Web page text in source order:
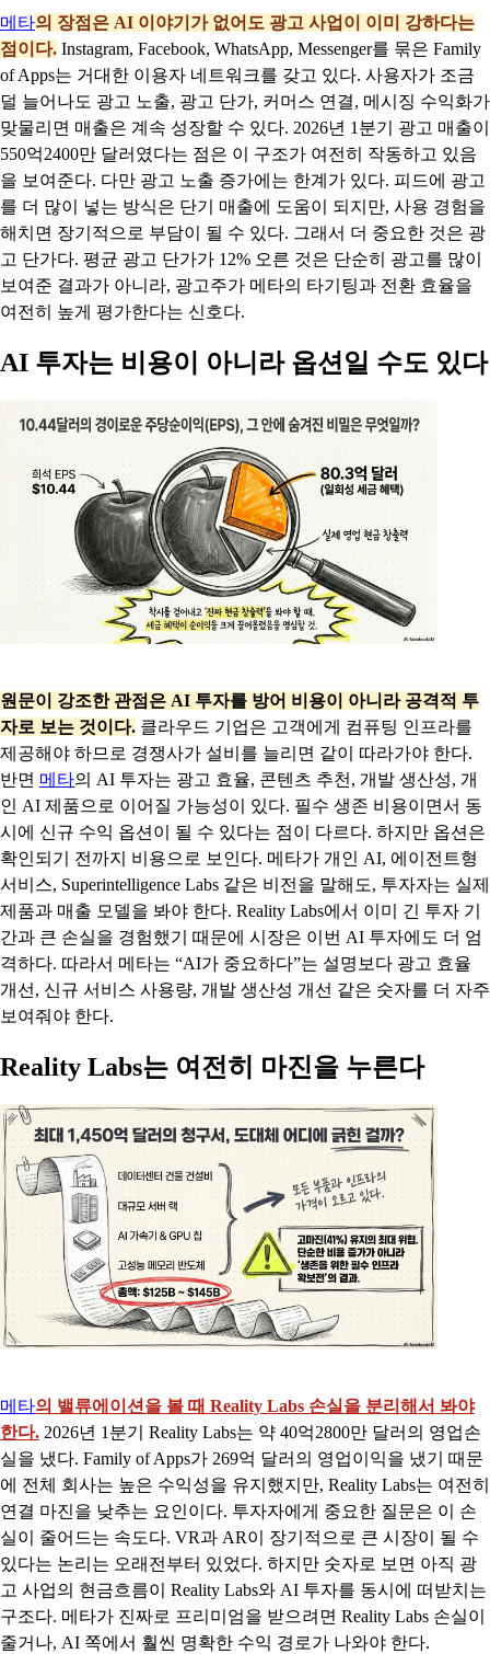
메타의 장점은 AI 이야기가 없어도 광고 사업이 이미 강하다는
점이다. Instagram, Facebook, WhatsApp, Messenger를 묶은 Family
of Apps는 거대한 이용자 네트워크를 갖고 있다. 사용자가 조금
덜 늘어나도 광고 노출, 광고 단가, 커머스 연결, 메시징 수익화가
맞물리면 매출은 계속 성장할 수 있다. 2026년 1분기 광고 매출이
550억2400만 달러였다는 점은 이 구조가 여전히 작동하고 있음
을 보여준다. 다만 광고 노출 증가에는 한계가 있다. 피드에 광고
를 더 많이 넣는 방식은 단기 매출에 도움이 되지만, 사용 경험을
해치면 장기적으로 부담이 될 수 있다. 그래서 더 중요한 것은 광
고 단가다. 평균 광고 단가가 12% 오른 것은 단순히 광고를 많이
보여준 결과가 아니라, 광고주가 메타의 타기팅과 전환 효율을
여전히 높게 평가한다는 신호다.
AI 투자는 비용이 아니라 옵션일 수도 있다
원문이 강조한 관점은 AI 투자를 방어 비용이 아니라 공격적 투
자로 보는 것이다. 클라우드 기업은 고객에게 컴퓨팅 인프라를
제공해야 하므로 경쟁사가 설비를 늘리면 같이 따라가야 한다.
반면 메타의 AI 투자는 광고 효율, 콘텐츠 추천, 개발 생산성, 개
인 AI 제품으로 이어질 가능성이 있다. 필수 생존 비용이면서 동
시에 신규 수익 옵션이 될 수 있다는 점이 다르다. 하지만 옵션은
확인되기 전까지 비용으로 보인다. 메타가 개인 AI, 에이전트형
서비스, Superintelligence Labs 같은 비전을 말해도, 투자자는 실제
제품과 매출 모델을 봐야 한다. Reality Labs에서 이미 긴 투자 기
간과 큰 손실을 경험했기 때문에 시장은 이번 AI 투자에도 더 엄
격하다. 따라서 메타는 “AI가 중요하다”는 설명보다 광고 효율
개선, 신규 서비스 사용량, 개발 생산성 개선 같은 숫자를 더 자주
보여줘야 한다.
Reality Labs는 여전히 마진을 누른다
메타의 밸류에이션을 볼 때 Reality Labs 손실을 분리해서 봐야
한다. 2026년 1분기 Reality Labs는 약 40억2800만 달러의 영업손
실을 냈다. Family of Apps가 269억 달러의 영업이익을 냈기 때문
에 전체 회사는 높은 수익성을 유지했지만, Reality Labs는 여전히
연결 마진을 낮추는 요인이다. 투자자에게 중요한 질문은 이 손
실이 줄어드는 속도다. VR과 AR이 장기적으로 큰 시장이 될 수
있다는 논리는 오래전부터 있었다. 하지만 숫자로 보면 아직 광
고 사업의 현금흐름이 Reality Labs와 AI 투자를 동시에 떠받치는
구조다. 메타가 진짜로 프리미엄을 받으려면 Reality Labs 손실이
줄거나, AI 쪽에서 훨씬 명확한 수익 경로가 나와야 한다.